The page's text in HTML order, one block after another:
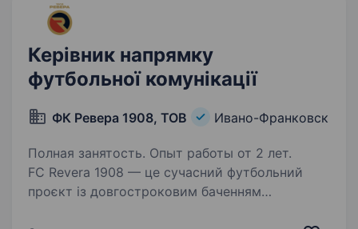
Керівник напрямку
футбольної комунікації
ФК Ревера 1908, ТОВ Ивано-Франковск
Полная занятость. Опыт работы от 2 лет.
FC Revera 1908 — це сучасний футбольний
проєкт із довгостроковим баченням